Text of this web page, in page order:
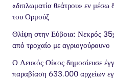
«διπλωματία θεάτρου» εν μέσω
του Ορμούζ
Θλίψη στην Εύβοια: Νεκρός
από τροχαίο με αγριογούρουνο
Ο Λευκός Οίκος δημοσίευσε
παραβίαση 633.000 αρχείων